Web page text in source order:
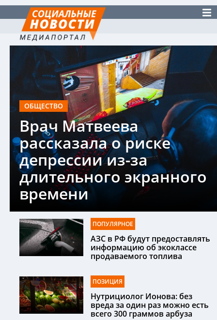
ОБЩЕСТВО
Врач Матвеева
рассказала о риске
депрессии из-за
длительного экранного
времени
ПОПУЛЯРНОЕ
АЗС в РФ будут предоставлять
информацию об экоклассе
продаваемого топлива
ПОЗИЦИЯ
Нутрициолог Ионова: без
вреда за один раз можно есть
всего 300 граммов арбуза